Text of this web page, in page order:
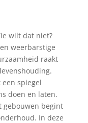
wilt dat niet?
weerbarstige
raakt
spiegel
doen en laten.
gebouwen begint
In deze